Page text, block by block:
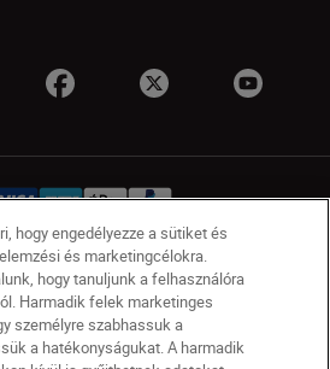
velünk
Adatvédelmi nyilatkozat
Nikon Store szerződési feltételek
hogy engedélyezze a sütiket és
és marketingcélokra.
hogy tanuljunk a felhasználóra
Harmadik felek marketinges
személyre szabhassuk a
a hatékonyságukat. A harmadik